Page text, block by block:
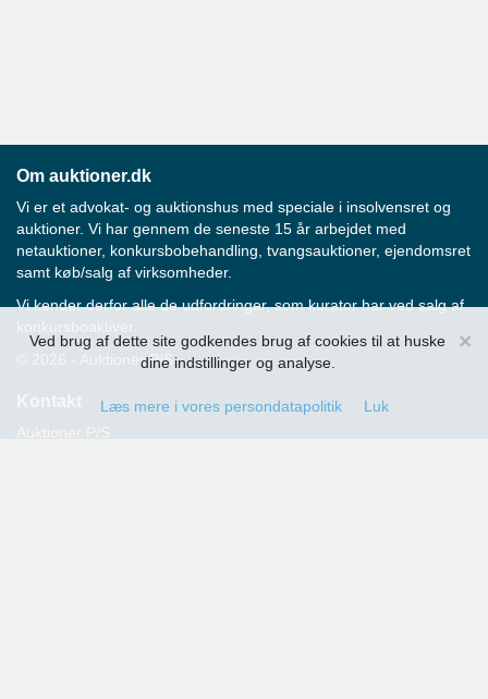
×
Ved brug af dette site godkendes brug af cookies til at huske
dine indstillinger og analyse.
Læs mere i vores persondatapolitik Luk
Om auktioner.dk
Vi er et advokat- og auktionshus med speciale i insolvensret og
auktioner. Vi har gennem de seneste 15 år arbejdet med
netauktioner, konkursbobehandling, tvangsauktioner, ejendomsret
samt køb/salg af virksomheder.
Vi kender derfor alle de udfordringer, som kurator har ved salg af
konkursboaktiver.
© 2026 - Auktioner P/S
Kontakt
Auktioner P/S